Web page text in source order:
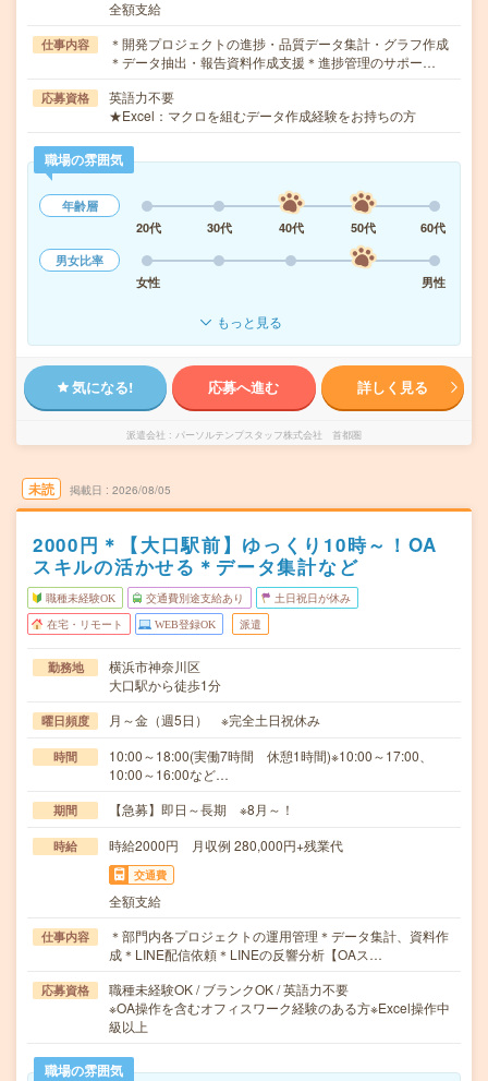
全額支給
仕事内容
＊開発プロジェクトの進捗・品質データ集計・グラフ作成
＊データ抽出・報告資料作成支援＊進捗管理のサポー…
応募資格
英語力不要
★Excel：マクロを組むデータ作成経験をお持ちの方
職場の雰囲気
年齢層
20代
30代 40代 50代
60代
男女比率
女性
男性
もっと見る
気になる! 応募へ進む 詳しく見る
派遣会社 パーソルテンプスタッフ株式会社 首都圏
未読 掲載日 2026/08/05
2000円＊【大口駅前】ゆっくり10時～！OA
スキルの活かせる＊データ集計など
職種未経験OK 交通費別途支給あり 土日祝日が休み
在宅・リモート WEB登録OK 派遣
勤務地
横浜市神奈川区
大口駅から徒歩1分
曜日頻度 月～金（週5日） ※完全土日祝休み
時間
10:00～18:00(実働7時間 休憩1時間)※10:00～17:00、
10:00～16:00など…
期間 【急募】即日～長期 ※8月～！
時給 時給2000円 月収例 280,000円+残業代
交通費
全額支給
仕事内容
＊部門内各プロジェクトの運用管理＊データ集計、資料作
成＊LINE配信依頼＊LINEの反響分析【OAス…
応募資格
職種未経験OK / ブランクOK / 英語力不要
※OA操作を含むオフィスワーク経験のある方※Excel操作中
級以上
職場の雰囲気